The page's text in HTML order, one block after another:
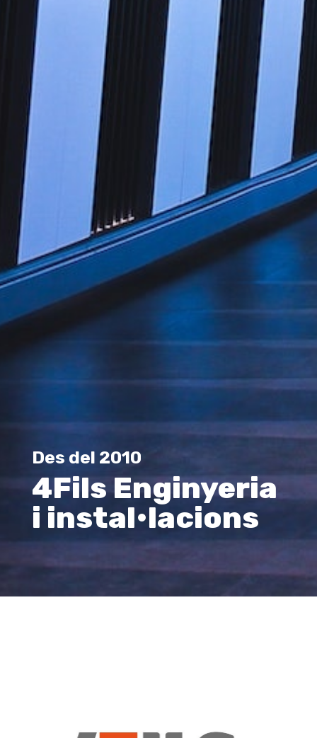
Des del 2010
4Fils Enginyeria
i instal•lacions